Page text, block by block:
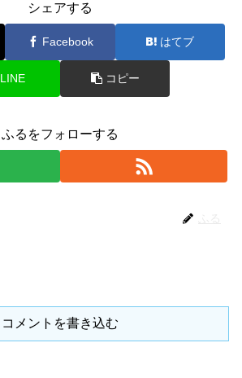
シェアする
Facebook はてブ
LINE コピー
ふるをフォローする
コメントを書き込む